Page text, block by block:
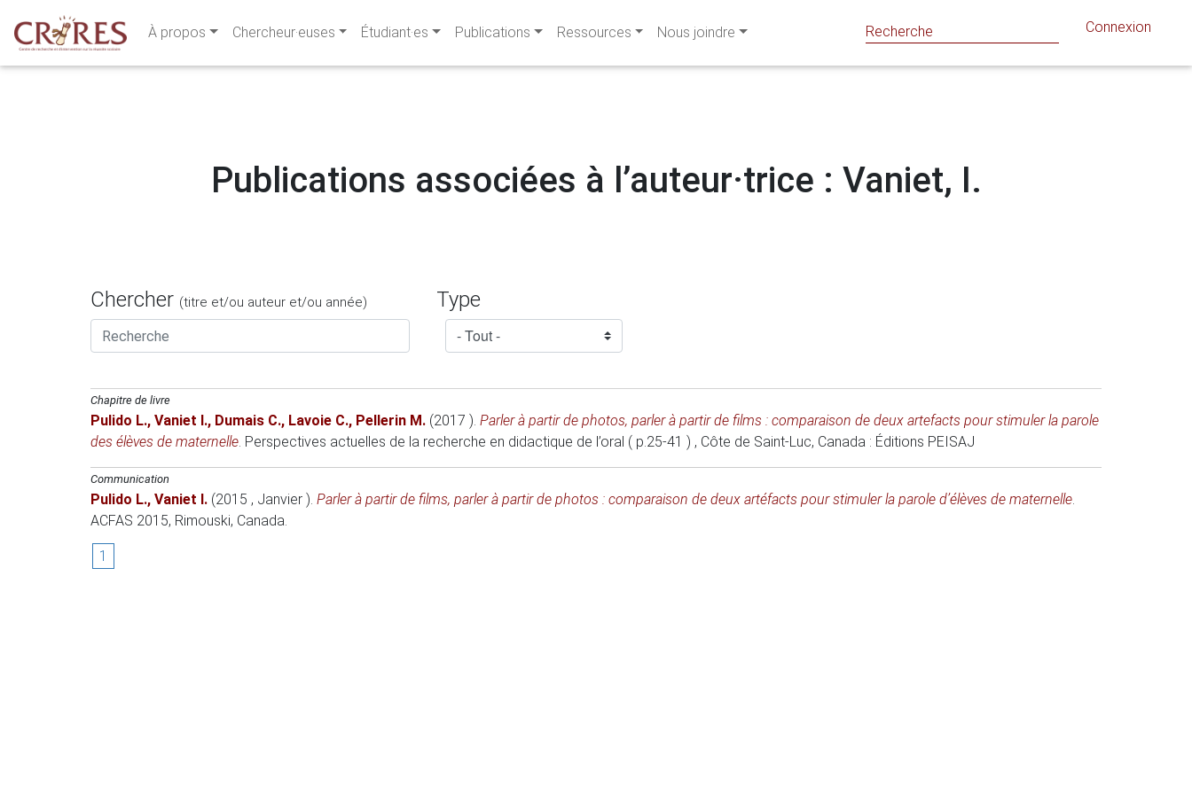
À propos Chercheur·euses Étudiant·es Publications Ressources Nous joindre Connexion
Publications associées à l’auteur·trice : Vaniet, I.
Chercher (titre et/ou auteur et/ou année) Type
Chapitre de livre
Pulido L., Vaniet I., Dumais C., Lavoie C., Pellerin M. (2017 ). Parler à partir de photos, parler à partir de films : comparaison de deux artefacts pour stimuler la parole
des élèves de maternelle. Perspectives actuelles de la recherche en didactique de l’oral ( p.25-41 ) , Côte de Saint-Luc, Canada : Éditions PEISAJ
Communication
Pulido L., Vaniet I. (2015 , Janvier ). Parler à partir de films, parler à partir de photos : comparaison de deux artéfacts pour stimuler la parole d’élèves de maternelle.
ACFAS 2015, Rimouski, Canada.
1